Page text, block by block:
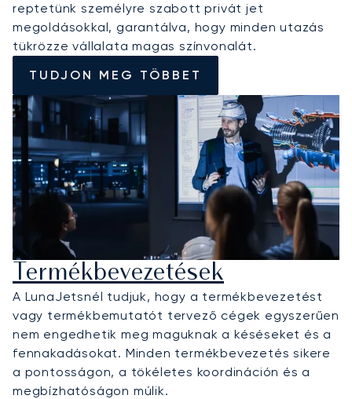
reptetünk személyre szabott privát jet
megoldásokkal, garantálva, hogy minden utazás
tükrözze vállalata magas színvonalát.
TUDJON MEG TÖBBET
Termékbevezetések
A LunaJetsnél tudjuk, hogy a termékbevezetést
vagy termékbemutatót tervező cégek egyszerűen
nem engedhetik meg maguknak a késéseket és a
fennakadásokat. Minden termékbevezetés sikere
a pontosságon, a tökéletes koordináción és a
megbízhatóságon múlik.